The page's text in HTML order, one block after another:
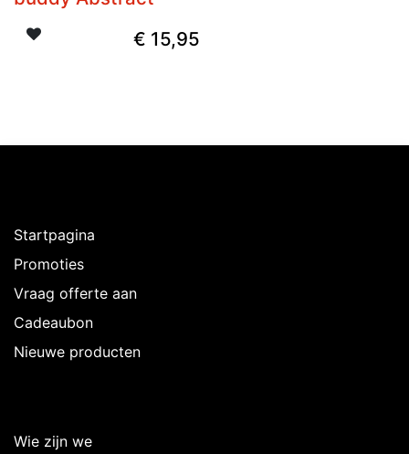
€ 15,95
Startpagina
Promoties
Vraag offerte aan
Cadeaubon
Nieuwe producten
Wie zijn we